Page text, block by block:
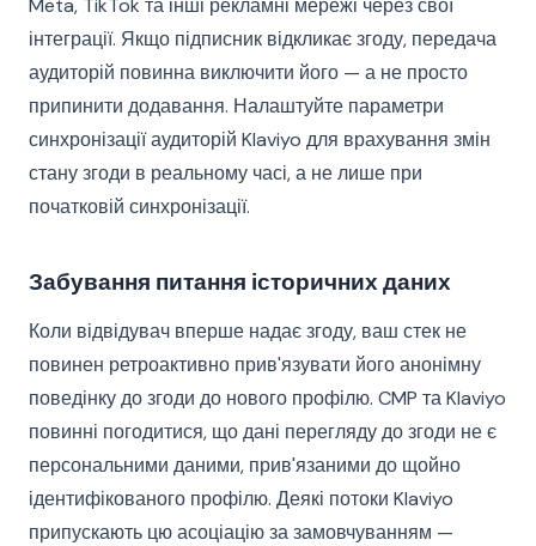
Meta, TikTok та інші рекламні мережі через свої
інтеграції. Якщо підписник відкликає згоду, передача
аудиторій повинна виключити його — а не просто
припинити додавання. Налаштуйте параметри
синхронізації аудиторій Klaviyo для врахування змін
стану згоди в реальному часі, а не лише при
початковій синхронізації.
Забування питання історичних даних
Коли відвідувач вперше надає згоду, ваш стек не
повинен ретроактивно прив'язувати його анонімну
поведінку до згоди до нового профілю. CMP та Klaviyo
повинні погодитися, що дані перегляду до згоди не є
персональними даними, прив'язаними до щойно
ідентифікованого профілю. Деякі потоки Klaviyo
припускають цю асоціацію за замовчуванням —